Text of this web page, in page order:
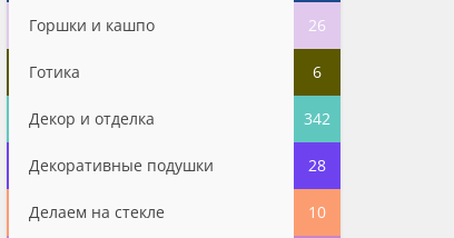
Горшки и кашпо 26
Готика 6
Декор и отделка 342
Декоративные подушки 28
Делаем на стекле 10